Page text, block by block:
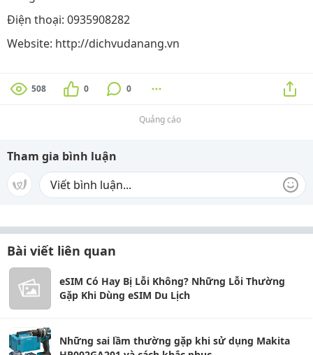
Điện thoại: 0935908282
Website: http://dichvudanang.vn
508 0 0
Quảng cáo
Tham gia bình luận
Bài viết liên quan
eSIM Có Hay Bị Lỗi Không? Những Lỗi Thường
Gặp Khi Dùng eSIM Du Lịch
Những sai lầm thường gặp khi sử dụng Makita